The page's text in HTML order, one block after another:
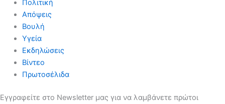
Πολιτική
Απόψεις
Βουλή
Υγεία
Εκδηλώσεις
Βίντεο
Πρωτοσέλιδα
Εγγραφείτε στο Newsletter μας για να λαμβάνετε πρώτοι